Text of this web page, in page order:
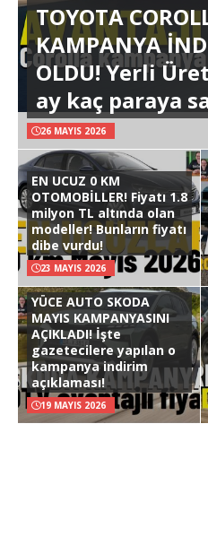
TOYOTA
KAMPANYA
OLDU! Yerli
ay kaç paraya
26 MAYIS 2026
EN UCUZ 0 KM
OTOMOBİLLER! Fiyatı 1.8
milyon TL altında olan
modeller! Bunların fiyatı
dibe vurdu!
23 MAYIS 2026
YÜCE AUTO SKODA
MAYIS KAMPANYASINI
AÇIKLADI! İşte
gazetecilere yapılan o
kampanya indirim
açıklaması!
19 MAYIS 2026